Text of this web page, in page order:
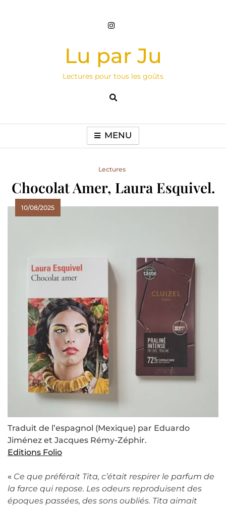
Lu par Ju
Lectures pour tous les goûts
MENU
Lectures
Chocolat Amer, Laura Esquivel.
10/08/2025
Traduit de l’espagnol (Mexique) par Eduardo
Jiménez et Jacques Rémy-Zéphir.
Editions Folio
« Ce que préférait Tita, c’était respirer le parfum de
la farce qui repose. Les odeurs reproduisent des
époques passées, des sons oubliés. Tita aimait